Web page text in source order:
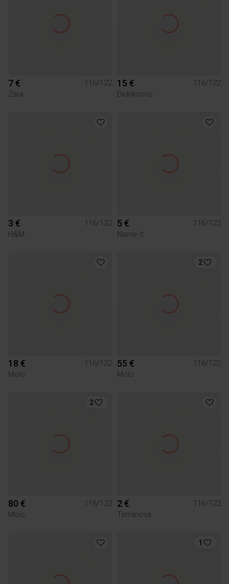
7 €
116/122
Zara
15 €
116/122
Didriksons
3 €
116/122
H&M
5 €
116/122
Name It
18 €
116/122
Molo
2
55 €
116/122
Molo
2
80 €
116/122
Molo
2 €
116/122
Terranova
1